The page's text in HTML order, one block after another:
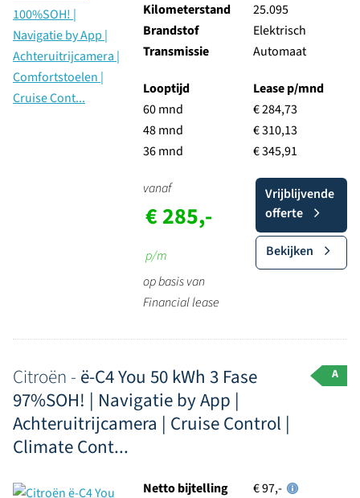
Kilometerstand
25.095
Brandstof
Elektrisch
Transmissie
Automaat
Looptijd
60 mnd
48 mnd
36 mnd
Lease p/mnd
€ 284,73
€ 310,13
€ 345,91
vanaf
€ 285,-
p/m
op basis van
Financial lease
Vrijblijvende
offerte
Bekijken
Citroën - ë-C4 You 50 kWh 3 Fase
97%SOH! | Navigatie by App |
Achteruitrijcamera | Cruise Control |
Climate Cont...
A
Netto bijtelling
€ 97,-